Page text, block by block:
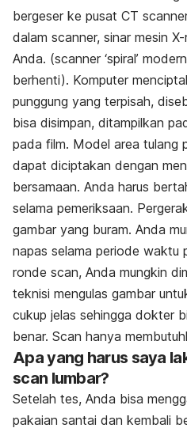
bergeser ke pusat CT
dalam scanner, sinar mesin
Anda. (scanner ‘spiral’
berhenti). Komputer
punggung yang terpisah,
bisa disimpan, ditampilkan
pada film. Model area tulang
dapat diciptakan dengan
bersamaan. Anda harus
selama pemeriksaan.
gambar yang buram. Anda
napas selama periode waktu
ronde scan, Anda mungkin
teknisi mengulas gambar
cukup jelas sehingga dokter
benar. Scan hanya
Apa yang harus saya
scan lumbar?
Setelah tes, Anda bisa
pakaian santai dan kembali